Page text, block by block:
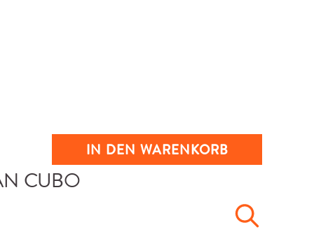
IN DEN WARENKORB